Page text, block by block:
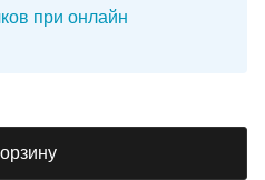
при онлайн